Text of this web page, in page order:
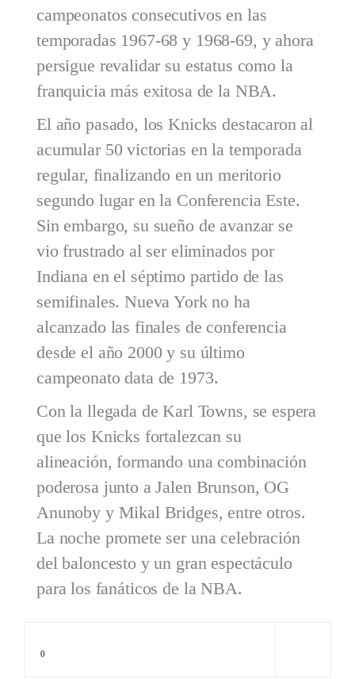
campeonatos consecutivos en las
temporadas 1967-68 y 1968-69, y ahora
persigue revalidar su estatus como la
franquicia más exitosa de la NBA.
El año pasado, los Knicks destacaron al
acumular 50 victorias en la temporada
regular, finalizando en un meritorio
segundo lugar en la Conferencia Este.
Sin embargo, su sueño de avanzar se
vio frustrado al ser eliminados por
Indiana en el séptimo partido de las
semifinales. Nueva York no ha
alcanzado las finales de conferencia
desde el año 2000 y su último
campeonato data de 1973.
Con la llegada de Karl Towns, se espera
que los Knicks fortalezcan su
alineación, formando una combinación
poderosa junto a Jalen Brunson, OG
Anunoby y Mikal Bridges, entre otros.
La noche promete ser una celebración
del baloncesto y un gran espectáculo
para los fanáticos de la NBA.
0